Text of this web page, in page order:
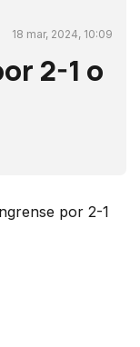
18 mar, 2024, 10:09
2-1 o
por 2-1